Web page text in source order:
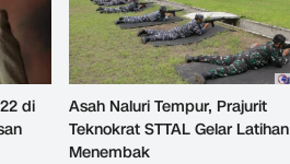
di
Asah Naluri Tempur, Prajurit
Teknokrat STTAL Gelar Latihan
Menembak